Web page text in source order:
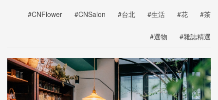
#CNFlower #CNSalon #台北 #生活 #花 #茶
#選物 #雜誌精選